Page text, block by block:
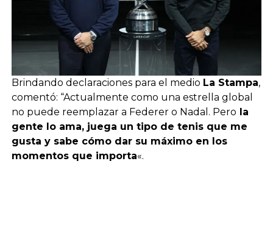
Brindando declaraciones para el medio La Stampa,
comentó: “Actualmente como una estrella global
no puede reemplazar a Federer o Nadal. Pero la
gente lo ama, juega un tipo de tenis que me
gusta y sabe cómo dar su máximo en los
momentos que importa«.